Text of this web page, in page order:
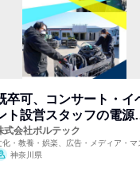
卒可、コンサート・イ
ト設営スタッフの電源
式会社ボルテック
化・教養・娯楽、広告・メディア・マ
、電力・ガス・水道・エネルギー
神奈川県